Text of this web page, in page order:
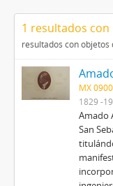
1 resultados
resultados con objetos
MX
1829 -
Amado
San